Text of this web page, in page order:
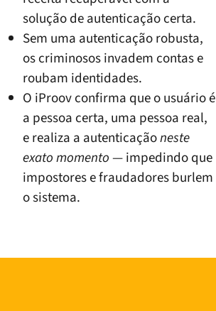
solução de autenticação certa.
Sem uma autenticação robusta,
os criminosos invadem contas e
roubam identidades.
O iProov confirma que o usuário é
a pessoa certa, uma pessoa real,
e realiza a autenticaçãoneste
exato momento— impedindo que
impostores e fraudadores burlem
o sistema.